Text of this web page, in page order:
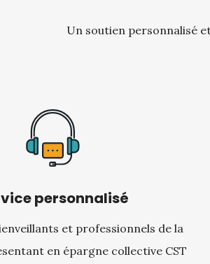
Un soutien personnalisé
personnalisé
et professionnels de la
en épargne collective CST